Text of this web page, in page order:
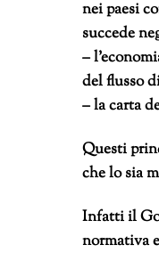
nei paesi
succede
–
del flusso
– la carta
Questi
che lo sia
Infatti il
normativa